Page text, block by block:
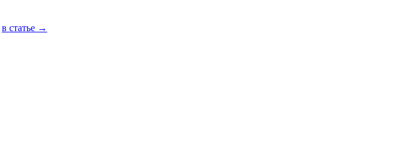
в статье →